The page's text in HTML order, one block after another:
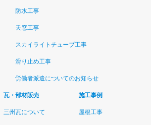
防水工事
天窓工事
スカイライトチューブ工事
滑り止め工事
労働者派遣についてのお知らせ
瓦・部材販売
三州瓦について
施工事例
屋根工事